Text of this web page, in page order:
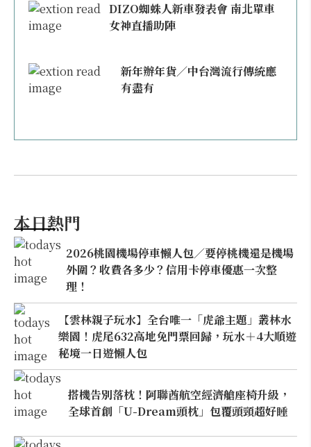
DIZO蜘蛛人新車發表會 南北單車
女神直播助陣
新年辦年貨／中台灣流行傳統應
有盡有
本日熱門
2026桃園機場停車懶人包／要停桃機還是機場
外圍？收費各多少？信用卡停車優惠一次整
理！
【雲林親子玩水】全台唯一「虎爺主題」叢林水
樂園！虎尾632高地免門票回歸，玩水＋4大順遊
秘境一日遊懶人包
搭機告別落枕！阿聯酋航空經濟艙座椅升級，
全球首創「U-Dream頭枕」包覆頭頸超好睡